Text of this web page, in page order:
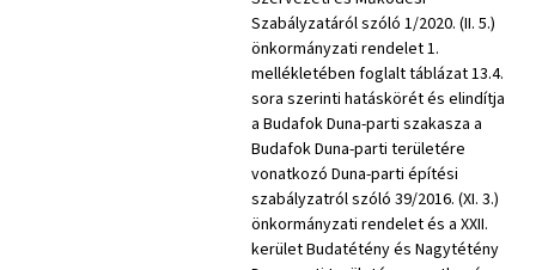
Szabályzatáról szóló 1/2020. (II. 5.)
önkormányzati rendelet 1.
mellékletében foglalt táblázat 13.4.
sora szerinti hatáskörét és elindítja
a Budafok Duna-parti szakasza a
Budafok Duna-parti területére
vonatkozó Duna-parti építési
szabályzatról szóló 39/2016. (XI. 3.)
önkormányzati rendelet és a XXII.
kerület Budatétény és Nagytétény